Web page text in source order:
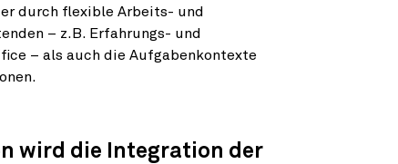
durch flexible Arbeits- und
– z.B. Erfahrungs- und
– als auch die Aufgabenkontexte
wird die Integration der